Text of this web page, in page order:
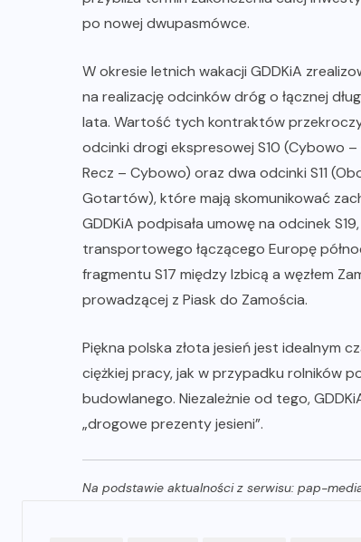
po nowej dwupasmówce.
W okresie letnich wakacji GDDKiA
na realizację odcinków dróg o łącznej
lata. Wartość tych kontraktów
odcinki drogi ekspresowej S10 (Cybowo
Recz – Cybowo) oraz dwa odcinki S11
Gotartów), które mają skomunikować
GDDKiA podpisała umowę na odcinek
transportowego łączącego Europę
fragmentu S17 między Izbicą a węzłem
prowadzącej z Piask do Zamościa.
Piękna polska złota jesień jest idealnym
ciężkiej pracy, jak w przypadku rolników
budowlanego. Niezależnie od tego,
„drogowe prezenty jesieni”.
Na podstawie aktualności z serwisu: pap-